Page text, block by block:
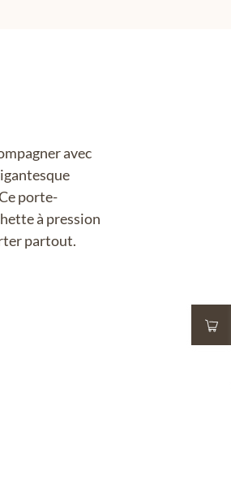
avec
porte-
à pression
partout.